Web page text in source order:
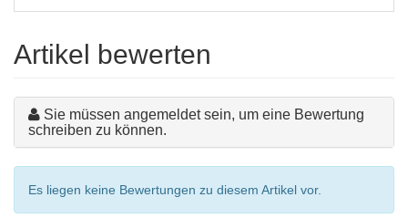
Artikel bewerten
Sie müssen angemeldet sein, um eine Bewertung
schreiben zu können.
Es liegen keine Bewertungen zu diesem Artikel vor.